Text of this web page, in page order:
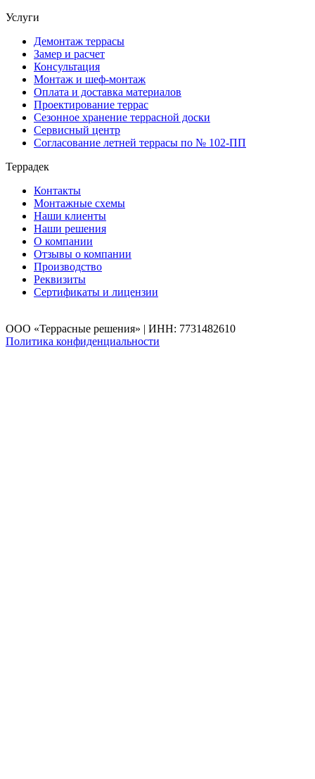
Услуги
Демонтаж террасы
Замер и расчет
Консультация
Монтаж и шеф-монтаж
Оплата и доставка материалов
Проектирование террас
Сезонное хранение террасной доски
Сервисный центр
Согласование летней террасы по № 102-ПП
Террадек
Контакты
Монтажные схемы
Наши клиенты
Наши решения
О компании
Отзывы о компании
Производство
Реквизиты
Сертификаты и лицензии
ООО «Террасные решения» | ИНН: 7731482610
Политика конфиденциальности